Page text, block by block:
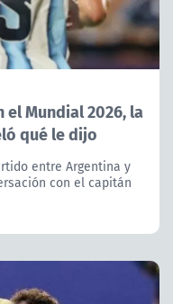
Mundial 2026, la
qué le dijo
entre Argentina y
con el capitán